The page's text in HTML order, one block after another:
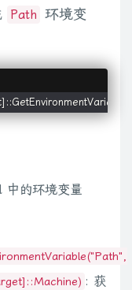
Path 环境变
的环境变量
: 获